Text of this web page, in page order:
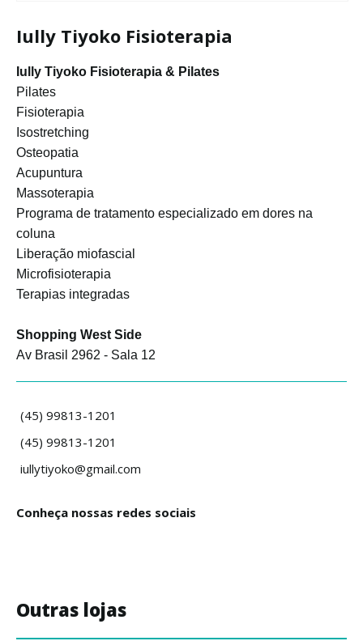
Iully Tiyoko Fisioterapia
Iully Tiyoko Fisioterapia & Pilates
Pilates
Fisioterapia
Isostretching
Osteopatia
Acupuntura
Massoterapia
Programa de tratamento especializado em dores na
coluna
Liberação miofascial
Microfisioterapia
Terapias integradas
Shopping West Side
Av Brasil 2962 - Sala 12
(45) 99813-1201
(45) 99813-1201
iullytiyoko@gmail.com
Conheça nossas redes sociais
Outras lojas